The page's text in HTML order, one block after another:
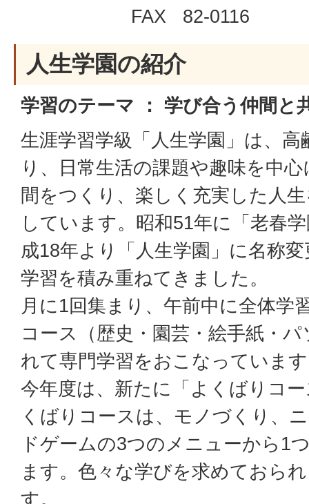
FAX 82-0116
人生学園の紹介
学習のテーマ ： 学び合う仲間と
生涯学習学級「人生学園」は、
り、日常生活の課題や趣味を中
間をつくり、楽しく充実した人
しています。昭和51年に「老春
成18年より「人生学園」に名称
学習を積み重ねてきました。
月に1回集まり、午前中に全体学
コース（歴史・園芸・絵手紙・
れて専門学習をおこなっていま
今年度は、新たに「よくばりコ
くばりコースは、モノづくり、
ドゲームの3つのメニューから1
ます。色々な学びを求めておら
す。